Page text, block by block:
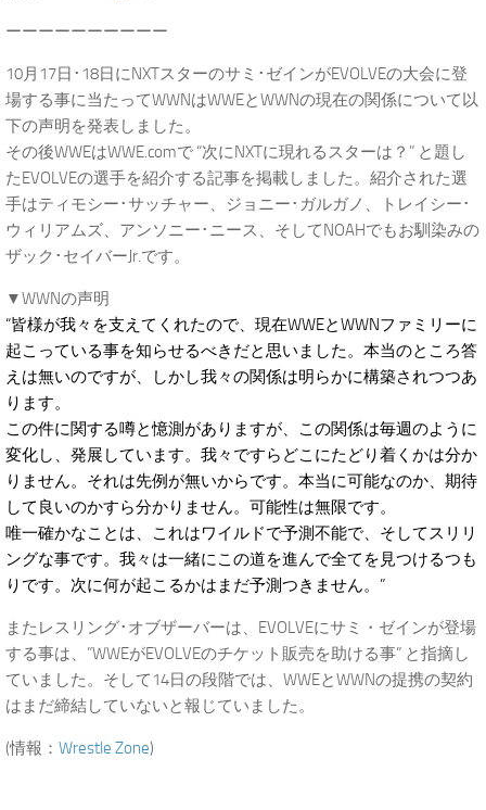
ーーーーーーーーーー
10月17日･18日にNXTスターのサミ･ゼインがEVOLVEの大会に登
場する事に当たってWWNはWWEとWWNの現在の関係について以
下の声明を発表しました。
その後WWEはWWE.comで “次にNXTに現れるスターは？” と題し
たEVOLVEの選手を紹介する記事を掲載しました。紹介された選
手はティモシー･サッチャー、ジョニー･ガルガノ、トレイシー･
ウィリアムズ、アンソニー･ニース、そしてNOAHでもお馴染みの
ザック･セイバーJr.です。
▼WWNの声明
“皆様が我々を支えてくれたので、現在WWEとWWNファミリーに
起こっている事を知らせるべきだと思いました。本当のところ答
えは無いのですが、しかし我々の関係は明らかに構築されつつあ
ります。
この件に関する噂と憶測がありますが、この関係は毎週のように
変化し、発展しています。我々ですらどこにたどり着くかは分か
りません。それは先例が無いからです。本当に可能なのか、期待
して良いのかすら分かりません。可能性は無限です。
唯一確かなことは、これはワイルドで予測不能で、そしてスリリ
ングな事です。我々は一緒にこの道を進んで全てを見つけるつも
りです。次に何が起こるかはまだ予測つきません。”
またレスリング･オブザーバーは、EVOLVEにサミ・ゼインが登場
する事は、”WWEがEVOLVEのチケット販売を助ける事” と指摘し
ていました。そして14日の段階では、WWEとWWNの提携の契約
はまだ締結していないと報じていました。
(情報： Wrestle Zone)